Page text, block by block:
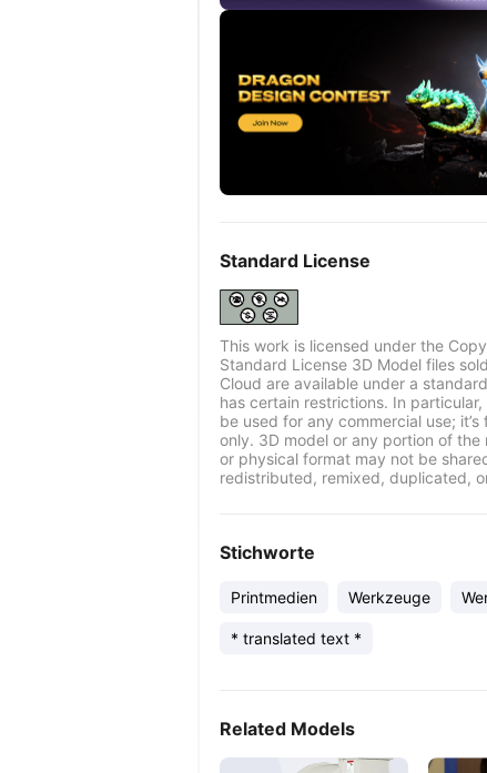
Standard License
This work is licensed under the
Standard License 3D Model files
Cloud are available under a
has certain restrictions. In
be used for any commercial use; it’s
only. 3D model or any portion of the
or physical format may not be
redistributed, remixed, duplicated,
Stichworte
Printmedien Werkzeuge
* translated text *
Related Models